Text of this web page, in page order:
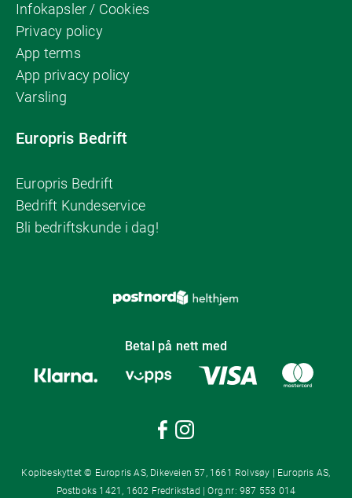
Infokapsler / Cookies
Privacy policy
App terms
App privacy policy
Varsling
Europris Bedrift
Europris Bedrift
Bedrift Kundeservice
Bli bedriftskunde i dag!
Betal på nett med
Kopibeskyttet © Europris AS, Dikeveien 57, 1661 Rolvsøy | Europris AS,
Postboks 1421, 1602 Fredrikstad | Org.nr: 987 553 014